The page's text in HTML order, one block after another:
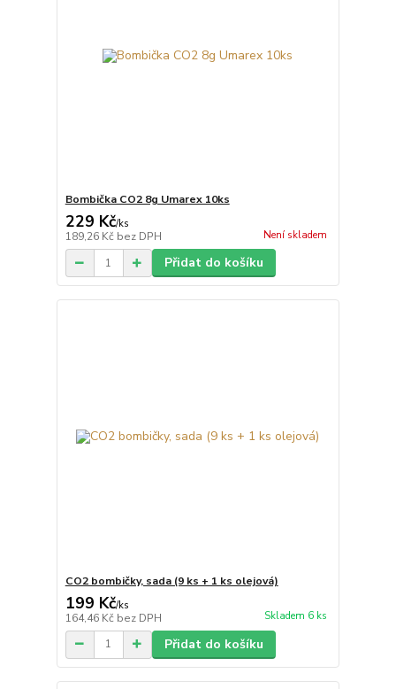
Bombička CO2 8g Umarex 10ks
229 Kč/ks
189,26 Kč bez DPH Není skladem
Přidat do košíku
CO2 bombičky, sada (9 ks + 1 ks olejová)
199 Kč/ks
164,46 Kč bez DPH Skladem 6 ks
Přidat do košíku